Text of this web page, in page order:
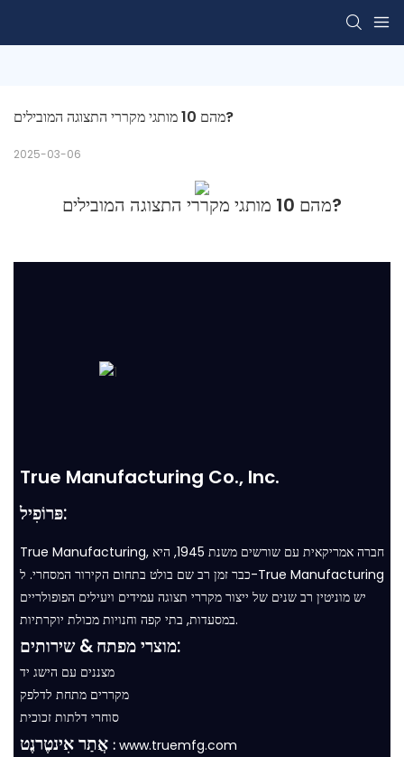
מהם 10 מותגי מקררי התצוגה המובילים?
2025-03-06
מהם 10 מותגי מקררי התצוגה המובילים?
True Manufacturing Co., Inc.
פּרוֹפִיל:
True Manufacturing, חברה אמריקאית עם שורשים משנת 1945, היא
כבר זמן רב שם בולט בתחום הקירור המסחרי. ל-True Manufacturing
יש מוניטין רב שנים של ייצור מקררי תצוגה עמידים ויעילים הפופולריים
במסעדות, בתי קפה וחנויות מכולת יוקרתיות.
מוצרי מפתח & שירותים:
מצננים עם הישג יד
מקררים מתחת לדלפק
סוחרי דלתות זכוכית
אֲתַר אִינטֶרנֶט : www.truemfg.com